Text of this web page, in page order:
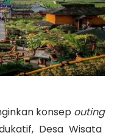
konsep outing
Desa Wisata